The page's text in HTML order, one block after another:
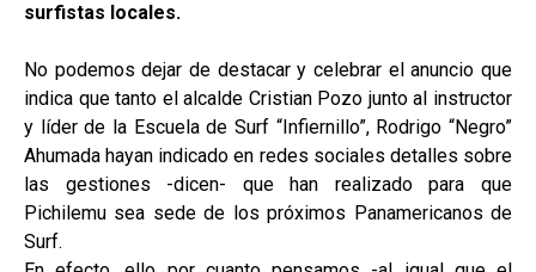
surfistas locales.
No podemos dejar de destacar y celebrar el anuncio que
indica que tanto el alcalde Cristian Pozo junto al instructor
y líder de la Escuela de Surf “Infiernillo”, Rodrigo “Negro”
Ahumada hayan indicado en redes sociales detalles sobre
las gestiones -dicen- que han realizado para que
Pichilemu sea sede de los próximos Panamericanos de
Surf.